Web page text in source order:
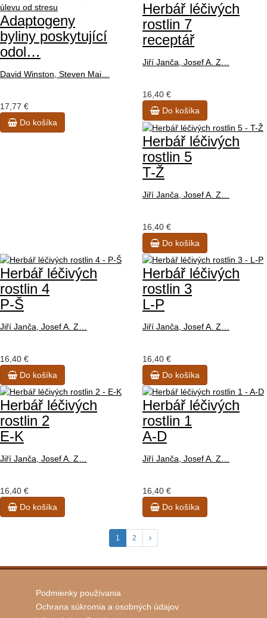
Adaptogeny
byliny poskytující
odol…
David Winston, Steven Mai…
17,77 €
Do košíka
Herbář léčivých
rostlin 7
receptář
Jiří Janča, Josef A. Z…
16,40 €
Do košíka
Herbář léčivých
rostlin 5
T-Ž
Jiří Janča, Josef A. Z…
16,40 €
Do košíka
Herbář léčivých
rostlin 4
P-Š
Jiří Janča, Josef A. Z…
16,40 €
Do košíka
Herbář léčivých
rostlin 3
L-P
Jiří Janča, Josef A. Z…
16,40 €
Do košíka
Herbář léčivých
rostlin 2
E-K
Jiří Janča, Josef A. Z…
16,40 €
Do košíka
Herbář léčivých
rostlin 1
A-D
Jiří Janča, Josef A. Z…
16,40 €
Do košíka
1 2
Podmienky používania
Ochrana súkromia a osobných údajov